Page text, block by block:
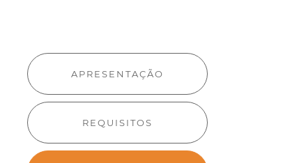
APRESENTAÇÃO
REQUISITOS